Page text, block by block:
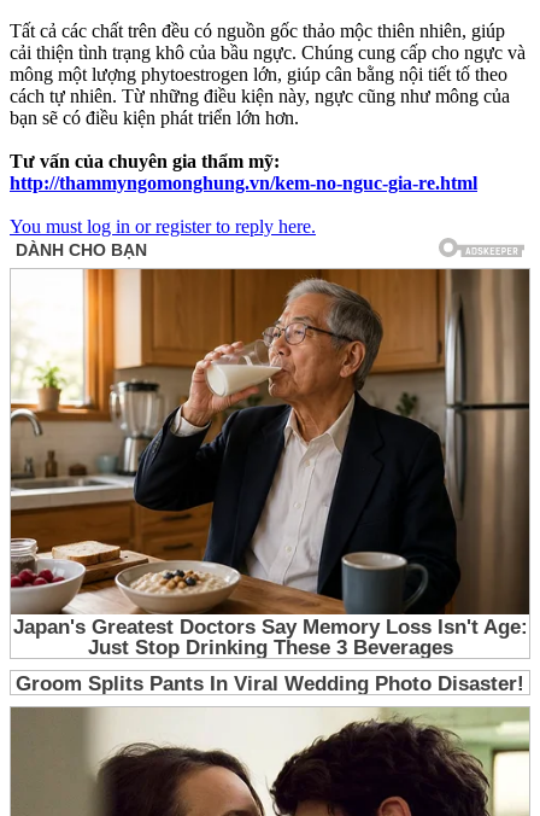
Tất cả các chất trên đều có nguồn gốc thảo mộc thiên nhiên, giúp
cải thiện tình trạng khô của bầu ngực. Chúng cung cấp cho ngực và
mông một lượng phytoestrogen lớn, giúp cân bằng nội tiết tố theo
cách tự nhiên. Từ những điều kiện này, ngực cũng như mông của
bạn sẽ có điều kiện phát triển lớn hơn.
Tư vấn của chuyên gia thẩm mỹ:
http://thammyngomonghung.vn/kem-no-nguc-gia-re.html
You must log in or register to reply here.